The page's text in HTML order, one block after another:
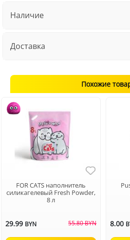
Наличие
Доставка
Похожие
FOR CATS наполнитель
силикагелевый Fresh Powder,
8 л
29.99 BYN 55.80 BYN 8.00